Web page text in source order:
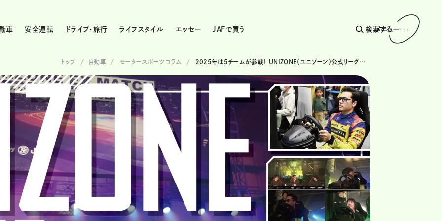
車 安全運転 ドライブ・旅行 ライフスタイル エッセー JAFで買う 検索する
メニュー
トップ 自動車 モータースポーツコラム 2025年は5チームが参戦！ UNIZONE（ユニゾーン）公式リーグ戦が2月に開幕